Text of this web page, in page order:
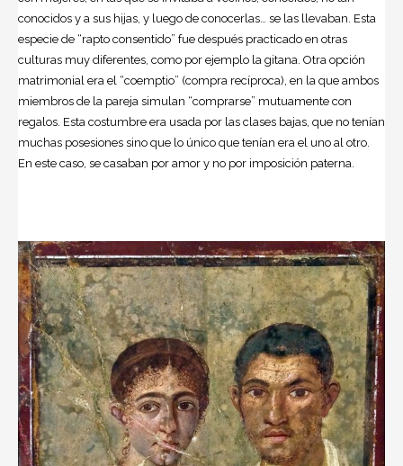
conocidos y a sus hijas, y luego de conocerlas… se las llevaban. Esta
especie de “rapto consentido” fue después practicado en otras
culturas muy diferentes, como por ejemplo la gitana. Otra opción
matrimonial era el “coemptio” (compra recíproca), en la que ambos
miembros de la pareja simulan “comprarse” mutuamente con
regalos. Esta costumbre era usada por las clases bajas, que no tenían
muchas posesiones sino que lo único que tenían era el uno al otro.
En este caso, se casaban por amor y no por imposición paterna.